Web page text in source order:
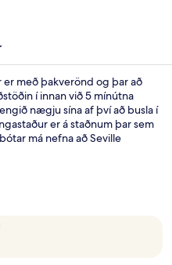
með þakverönd og þar að
í innan við 5 mínútna
nægju sína af því að busla í
er á staðnum þar sem
má nefna að Seville
dvalið á staðnum hafa verið
nefna sem sérstaka kosti eru
er stutt frá
sporvagnastoppistöðin er í 6
Indias-